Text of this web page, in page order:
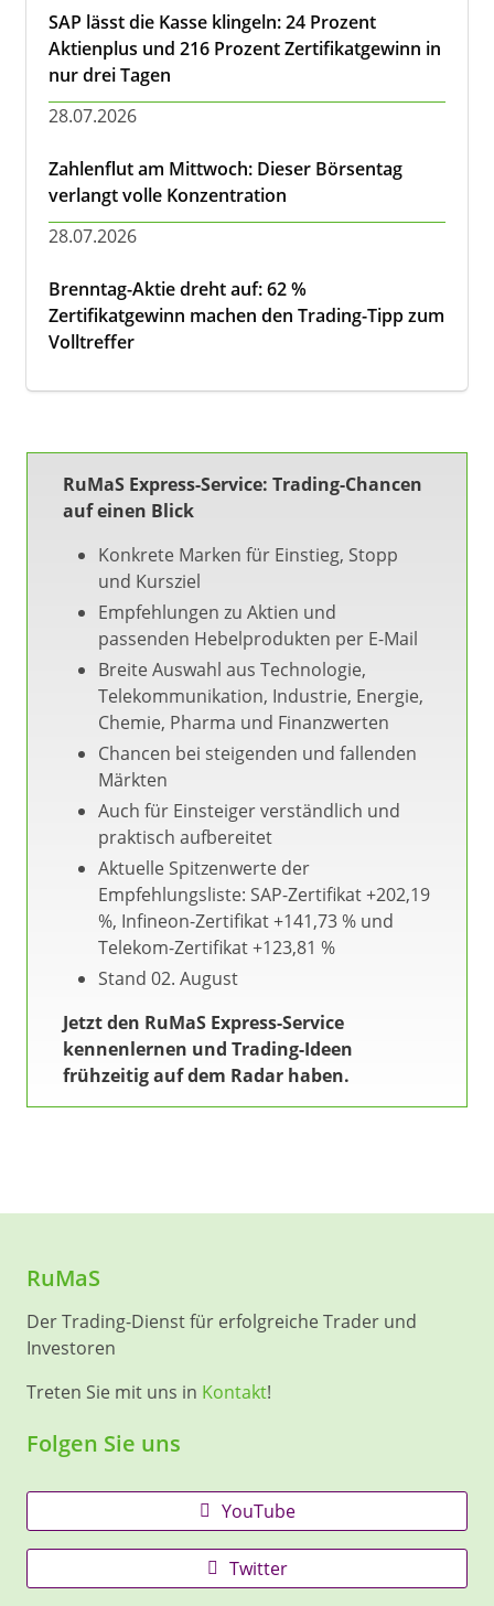
SAP lässt die Kasse klingeln: 24 Prozent
Aktienplus und 216 Prozent Zertifikatgewinn in
nur drei Tagen
28.07.2026
Zahlenflut am Mittwoch: Dieser Börsentag
verlangt volle Konzentration
28.07.2026
Brenntag-Aktie dreht auf: 62 %
Zertifikatgewinn machen den Trading-Tipp zum
Volltreffer
RuMaS Express-Service: Trading-Chancen
auf einen Blick
Konkrete Marken für Einstieg, Stopp
und Kursziel
Empfehlungen zu Aktien und
passenden Hebelprodukten per E-Mail
Breite Auswahl aus Technologie,
Telekommunikation, Industrie, Energie,
Chemie, Pharma und Finanzwerten
Chancen bei steigenden und fallenden
Märkten
Auch für Einsteiger verständlich und
praktisch aufbereitet
Aktuelle Spitzenwerte der
Empfehlungsliste: SAP-Zertifikat +202,19
%, Infineon-Zertifikat +141,73 % und
Telekom-Zertifikat +123,81 %
Stand 02. August
Jetzt den RuMaS Express-Service
kennenlernen und Trading-Ideen
frühzeitig auf dem Radar haben.
RuMaS
Der Trading-Dienst für erfolgreiche Trader und
Investoren
Treten Sie mit uns in Kontakt!
Folgen Sie uns
YouTube
Twitter